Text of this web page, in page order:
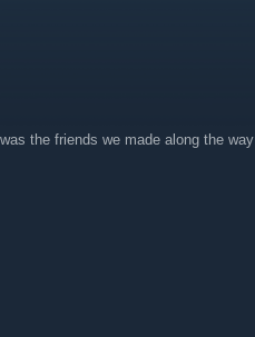
the friends we made along the way